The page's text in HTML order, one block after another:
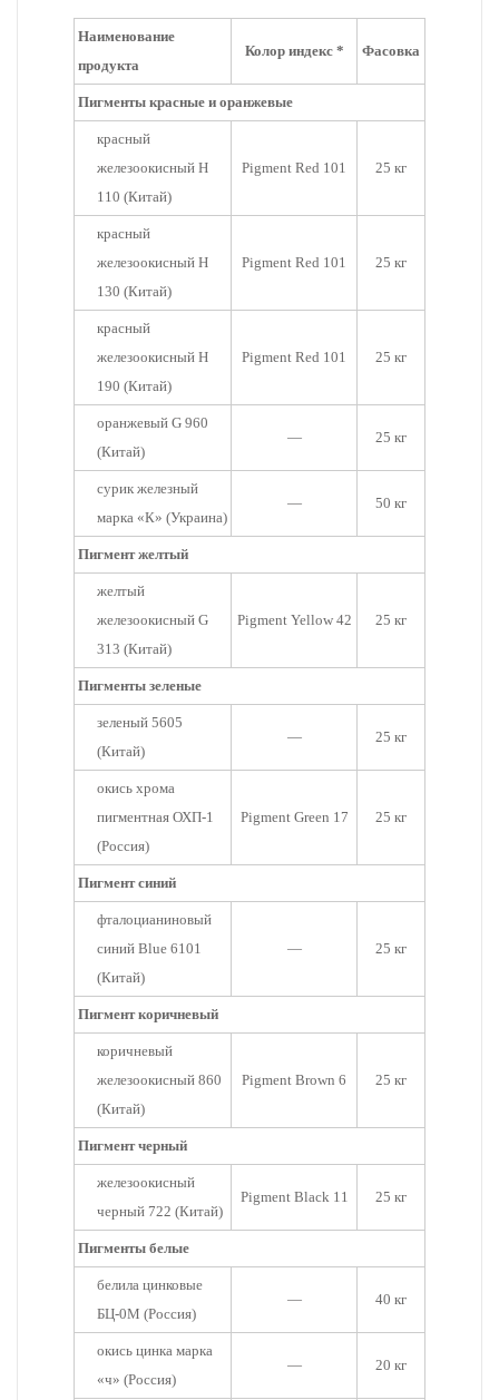
Наименование
продукта
Колор индекс * Фасовка
Пигменты красные и оранжевые
красный
железоокисный Н
110 (Китай)
Pigment Red 101 25 кг
красный
железоокисный H
130 (Китай)
Pigment Red 101 25 кг
красный
железоокисный H
190 (Китай)
Pigment Red 101 25 кг
оранжевый G 960
(Китай)
— 25 кг
сурик железный
марка «К» (Украина)
— 50 кг
Пигмент желтый
желтый
железоокисный G
313 (Китай)
Pigment Yellow 42 25 кг
Пигменты зеленые
зеленый 5605
(Китай)
— 25 кг
окись хрома
пигментная ОХП-1
(Россия)
Pigment Green 17 25 кг
Пигмент синий
фталоцианиновый
синий Blue 6101
(Китай)
— 25 кг
Пигмент коричневый
коричневый
железоокисный 860
(Китай)
Pigment Brown 6 25 кг
Пигмент черный
железоокисный
черный 722 (Китай)
Pigment Black 11 25 кг
Пигменты белые
белила цинковые
БЦ-0М (Россия)
— 40 кг
окись цинка марка
«ч» (Россия)
— 20 кг